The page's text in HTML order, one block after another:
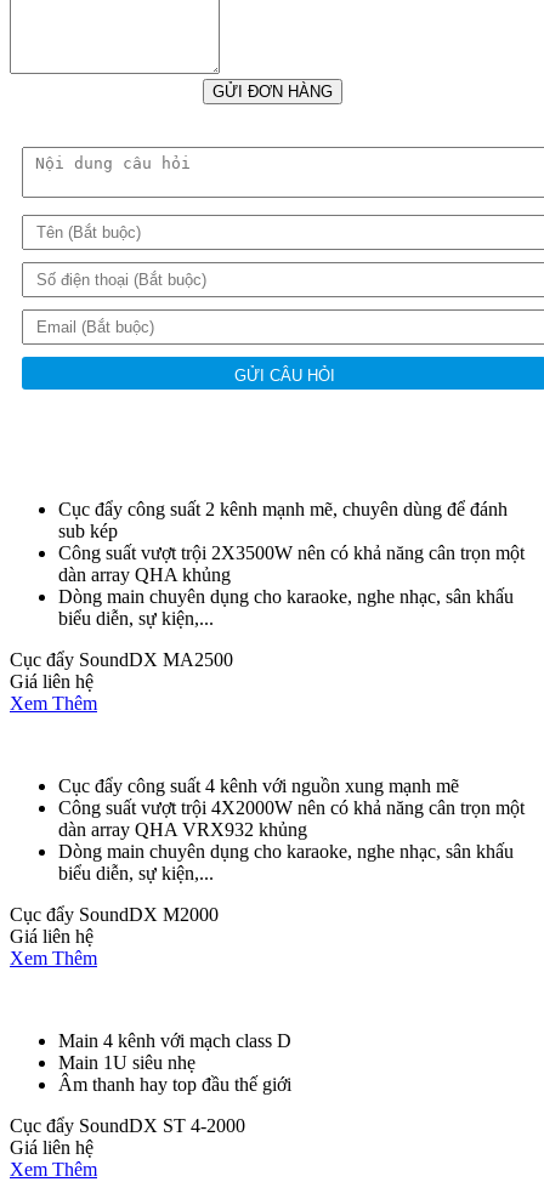
GỬI ĐƠN HÀNG
GỬI CÂU HỎI
Cục đẩy công suất 2 kênh mạnh mẽ, chuyên dùng để đánh
sub kép
Công suất vượt trội 2X3500W nên có khả năng cân trọn một
dàn array QHA khủng
Dòng main chuyên dụng cho karaoke, nghe nhạc, sân khấu
biểu diễn, sự kiện,...
Cục đẩy SoundDX MA2500
Giá liên hệ
Xem Thêm
Cục đẩy công suất 4 kênh với nguồn xung mạnh mẽ
Công suất vượt trội 4X2000W nên có khả năng cân trọn một
dàn array QHA VRX932 khủng
Dòng main chuyên dụng cho karaoke, nghe nhạc, sân khấu
biểu diễn, sự kiện,...
Cục đẩy SoundDX M2000
Giá liên hệ
Xem Thêm
Main 4 kênh với mạch class D
Main 1U siêu nhẹ
Âm thanh hay top đầu thế giới
Cục đẩy SoundDX ST 4-2000
Giá liên hệ
Xem Thêm